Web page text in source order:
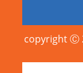
copyright Ⓒ